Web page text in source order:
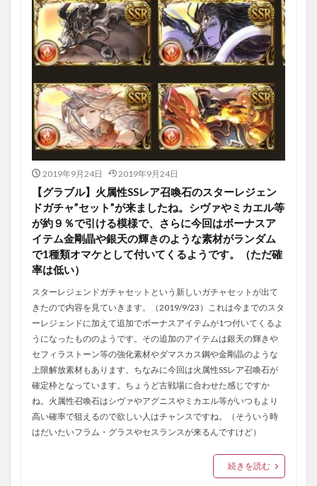
2019年9月24日 2019年9月24日
【グラブル】火属性SSレア召喚石のスターレジェン
ドガチャ”セット”が来ましたね。シヴァやミカエル等
が約９％で引ける模様で、さらに今回はボーナスア
イテム金剛晶や銀天の輝きのような素材がランダム
で1種類オマケとして付いてくるようです。（ただ確
率は低い）
スターレジェンドガチャセットという新しいガチャセットが出て
きたので内容を見ていきます。（2019/9/23）これは今までのスタ
ーレジェンドに加えて追加でボーナスアイテムが1つ付いてくるよ
うになったもののようです。その追加のアイテムは銀天の輝きや
セフィラストーン等の強化素材やダマスカス鋼や金剛晶のような
上限解放素材もあります。ちなみに今回は火属性SSレア召喚石が
確定枠となっています。ちょうど古戦場に合わせた感じですか
ね。火属性召喚石はシヴァやアグニスやミカエル等がいつもより
高い確率で狙えるので欲しい人はチャンスですね。（そういう時
はだいたいフラム・グラスやセスランスが来るんですけど）
続きを読む